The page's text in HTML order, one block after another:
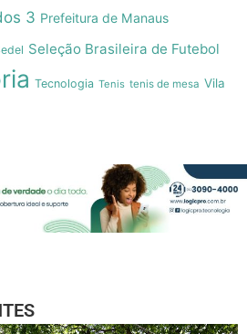
3 Prefeitura de Manaus
Seleção Brasileira de Futebol
Tecnologia Tenis tenis de mesa Vila